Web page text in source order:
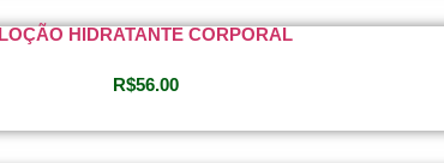
LOÇÃO HIDRATANTE CORPORAL
R$56.00